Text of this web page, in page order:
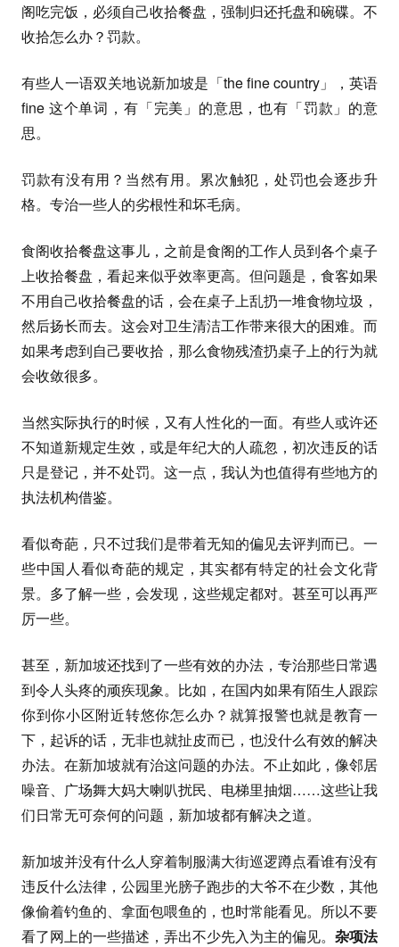
阁吃完饭，必须自己收拾餐盘，强制归还托盘和碗碟。不
收拾怎么办？罚款。
有些人一语双关地说新加坡是「the fine country」，英语
fine 这个单词，有「完美」的意思，也有「罚款」的意
思。
罚款有没有用？当然有用。累次触犯，处罚也会逐步升
格。专治一些人的劣根性和坏毛病。
食阁收拾餐盘这事儿，之前是食阁的工作人员到各个桌子
上收拾餐盘，看起来似乎效率更高。但问题是，食客如果
不用自己收拾餐盘的话，会在桌子上乱扔一堆食物垃圾，
然后扬长而去。这会对卫生清洁工作带来很大的困难。而
如果考虑到自己要收拾，那么食物残渣扔桌子上的行为就
会收敛很多。
当然实际执行的时候，又有人性化的一面。有些人或许还
不知道新规定生效，或是年纪大的人疏忽，初次违反的话
只是登记，并不处罚。这一点，我认为也值得有些地方的
执法机构借鉴。
看似奇葩，只不过我们是带着无知的偏见去评判而已。一
些中国人看似奇葩的规定，其实都有特定的社会文化背
景。多了解一些，会发现，这些规定都对。甚至可以再严
厉一些。
甚至，新加坡还找到了一些有效的办法，专治那些日常遇
到令人头疼的顽疾现象。比如，在国内如果有陌生人跟踪
你到你小区附近转悠你怎么办？就算报警也就是教育一
下，起诉的话，无非也就扯皮而已，也没什么有效的解决
办法。在新加坡就有治这问题的办法。不止如此，像邻居
噪音、广场舞大妈大喇叭扰民、电梯里抽烟……这些让我
们日常无可奈何的问题，新加坡都有解决之道。
新加坡并没有什么人穿着制服满大街巡逻蹲点看谁有没有
违反什么法律，公园里光膀子跑步的大爷不在少数，其他
像偷着钓鱼的、拿面包喂鱼的，也时常能看见。所以不要
看了网上的一些描述，弄出不少先入为主的偏见。 杂项法